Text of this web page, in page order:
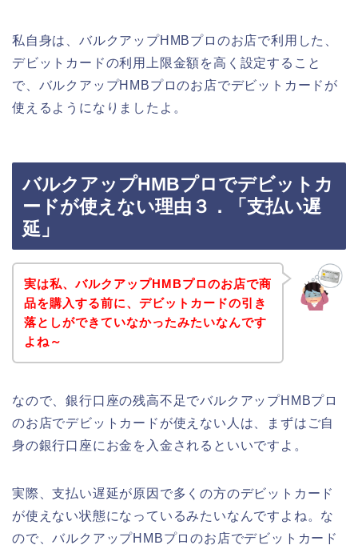
私自身は、バルクアップHMBプロのお店で利用した、
デビットカードの利用上限金額を高く設定すること
で、バルクアップHMBプロのお店でデビットカードが
使えるようになりましたよ。
バルクアップHMBプロでデビットカ
ードが使えない理由３．「支払い遅
延」
実は私、バルクアップHMBプロのお店で商
品を購入する前に、デビットカードの引き
落としができていなかったみたいなんです
よね～
なので、銀行口座の残高不足でバルクアップHMBプロ
のお店でデビットカードが使えない人は、まずはご自
身の銀行口座にお金を入金されるといいですよ。
実際、支払い遅延が原因で多くの方のデビットカード
が使えない状態になっているみたいなんですよね。な
ので、バルクアップHMBプロのお店でデビットカード